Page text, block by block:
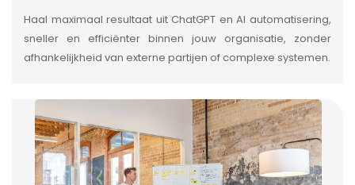
Haal maximaal resultaat uit ChatGPT en AI automatisering,
sneller en efficiënter binnen jouw organisatie, zonder
afhankelijkheid van externe partijen of complexe systemen.